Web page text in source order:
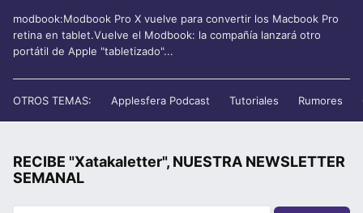
modbook:Modbook Pro X vuelve para convertir los Macbook Pro
retina en tablet.Vuelve el Modbook: la compañía lanzará otro
portátil de Apple "tabletizado"...
OTROS TEMAS: Applesfera Podcast Tutoriales Rumores
RECIBE "Xatakaletter", NUESTRA NEWSLETTER
SEMANAL